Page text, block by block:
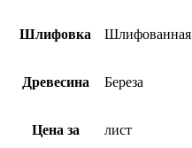
Шлифовка Шлифованная
Древесина Береза
Цена за лист